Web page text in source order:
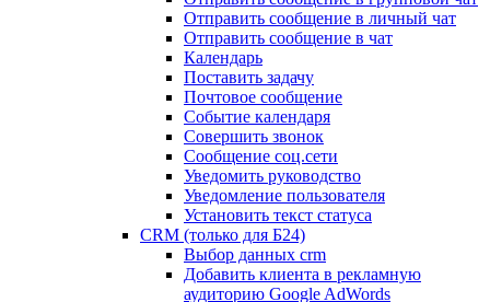
Отправить сообщение в личный чат
Отправить сообщение в чат
Календарь
Поставить задачу
Почтовое сообщение
Событие календаря
Совершить звонок
Сообщение соц.сети
Уведомить руководство
Уведомление пользователя
Установить текст статуса
CRM (только для Б24)
Выбор данных crm
Добавить клиента в рекламную
аудиторию Google AdWords